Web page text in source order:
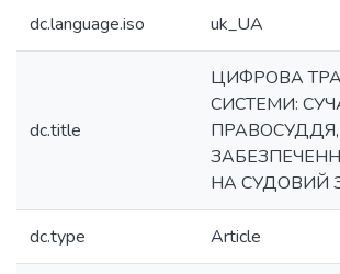
dc.language.iso uk_UA
dc.title
ЦИФРОВА
СИСТЕМИ:
НА СУДОВИЙ
dc.type Article